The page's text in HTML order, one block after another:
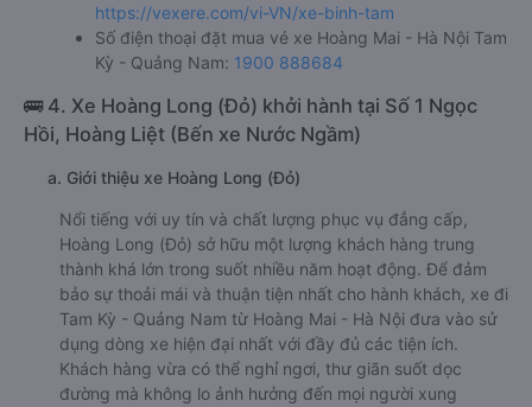
https://vexere.com/vi-VN/xe-binh-tam
Số điện thoại đặt mua vé xe Hoàng Mai - Hà Nội Tam
Kỳ - Quảng Nam: 1900 888684
🚌 4. Xe Hoàng Long (Đỏ) khởi hành tại Số 1 Ngọc
Hồi, Hoàng Liệt (Bến xe Nước Ngầm)
a. Giới thiệu xe Hoàng Long (Đỏ)
Nổi tiếng với uy tín và chất lượng phục vụ đẳng cấp,
Hoàng Long (Đỏ) sở hữu một lượng khách hàng trung
thành khá lớn trong suốt nhiều năm hoạt động. Để đảm
bảo sự thoải mái và thuận tiện nhất cho hành khách, xe đi
Tam Kỳ - Quảng Nam từ Hoàng Mai - Hà Nội đưa vào sử
dụng dòng xe hiện đại nhất với đầy đủ các tiện ích.
Khách hàng vừa có thể nghỉ ngơi, thư giãn suốt dọc
đường mà không lo ảnh hưởng đến mọi người xung